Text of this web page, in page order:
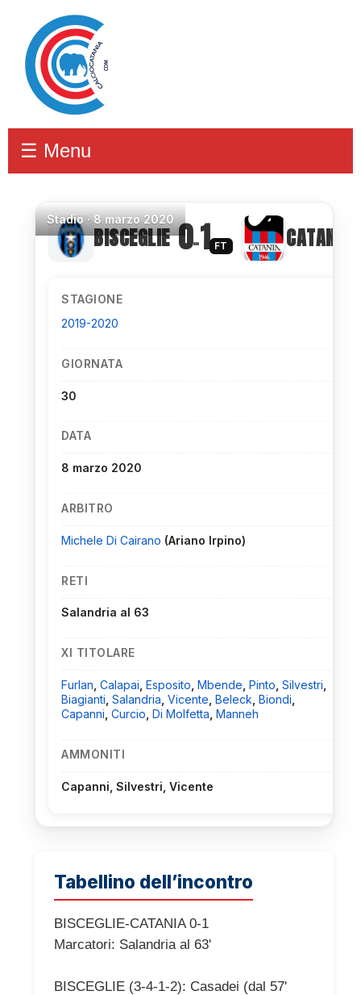
☰ Menu
Stadio·8 marzo 2020
BISCEGLIE 0–1 FT CATANIA
STAGIONE
2019-2020
GIORNATA
30
DATA
8 marzo 2020
ARBITRO
Michele Di Cairano (Ariano Irpino)
RETI
Salandria al 63
XI TITOLARE
Furlan Calapai Esposito Mbende Pinto Silvestri
Biagianti Salandria Vicente Beleck Biondi
Capanni Curcio Di Molfetta Manneh
AMMONITI
Capanni, Silvestri, Vicente
Tabellino dell’incontro
BISCEGLIE-CATANIA 0-1
Marcatori: Salandria al 63'
BISCEGLIE (3-4-1-2): Casadei (dal 57'